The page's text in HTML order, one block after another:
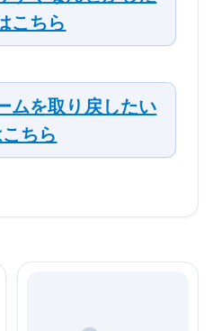
こちら
ムを取り戻したい
ちら